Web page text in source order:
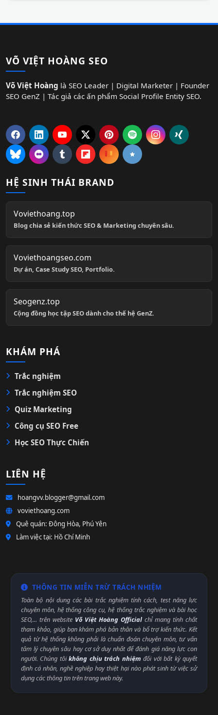
VÕ VIỆT HOÀNG SEO
Võ Việt Hoàng là SEO Leader | Digital Marketer | Founder
SEO GenZ | Tác giả các ấn phẩm Social Profile Entity SEO.
HỆ SINH THÁI BRAND
Voviethoang.top
Blog chia sẻ kiến thức SEO & Marketing chuyên sâu.
Voviethoangseo.com
Dự án, Case Study SEO, Portfolio.
Seogenz.top
Cộng đồng học tập SEO dành cho thế hệ GenZ.
KHÁM PHÁ
Trắc nghiệm
Trắc nghiệm SEO
Quiz Marketing
Công cụ SEO Free
Học SEO Thực Chiến
LIÊN HỆ
hoangvv.blogger@gmail.com
voviethoang.com
Quê quán: Đông Hòa, Phú Yên
Làm việc tại: Hồ Chí Minh
THÔNG TIN MIỄN TRỪ TRÁCH NHIỆM
Toàn bộ nội dung các bài trắc nghiệm tính cách, test năng lực
chuyên môn, hệ thống công cụ, hệ thống trắc nghiệm và bài học
SEO,... trên website Võ Việt Hoàng Official chỉ mang tính chất
tham khảo, giúp bạn khám phá bản thân và bổ trợ kiến thức. Kết
quả từ hệ thống không phải là chuẩn đoán chuyên môn, tư vấn
tâm lý chuyên sâu hay cơ sở duy nhất để đánh giá năng lực con
người. Chúng tôikhông chịu trách nhiệm đối với bất kỳ quyết
định cá nhân, nghề nghiệp hay thiệt hại nào phát sinh từ việc sử
dụng các thông tin trên trang web này.